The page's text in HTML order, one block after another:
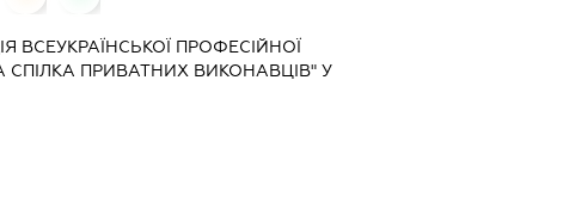
ВСЕУКРАЇНСЬКОЇ ПРОФЕСІЙНОЇ
СПІЛКА ПРИВАТНИХ ВИКОНАВЦІВ" У